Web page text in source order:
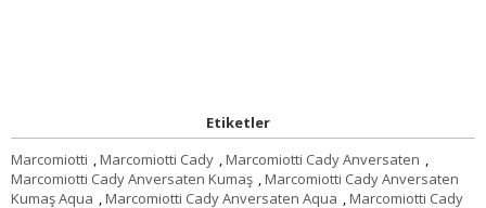
Etiketler
Marcomiotti ,Marcomiotti Cady ,Marcomiotti Cady Anversaten ,
Marcomiotti Cady Anversaten Kumaş ,Marcomiotti Cady Anversaten
Kumaş Aqua ,Marcomiotti Cady Anversaten Aqua ,Marcomiotti Cady